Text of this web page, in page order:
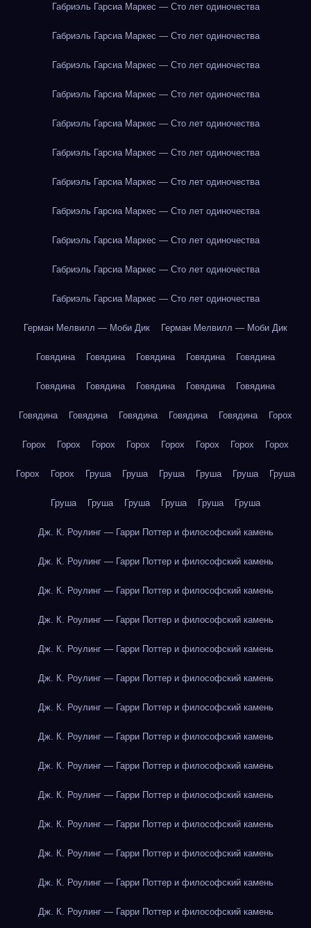
Габриэль Гарсиа Маркес — Сто лет одиночества
Габриэль Гарсиа Маркес — Сто лет одиночества
Габриэль Гарсиа Маркес — Сто лет одиночества
Габриэль Гарсиа Маркес — Сто лет одиночества
Габриэль Гарсиа Маркес — Сто лет одиночества
Габриэль Гарсиа Маркес — Сто лет одиночества
Габриэль Гарсиа Маркес — Сто лет одиночества
Габриэль Гарсиа Маркес — Сто лет одиночества
Габриэль Гарсиа Маркес — Сто лет одиночества
Габриэль Гарсиа Маркес — Сто лет одиночества
Габриэль Гарсиа Маркес — Сто лет одиночества
Герман Мелвилл — Моби Дик Герман Мелвилл — Моби Дик
Говядина Говядина Говядина Говядина Говядина
Говядина Говядина Говядина Говядина Говядина
Говядина Говядина Говядина Говядина Говядина Горох
Горох Горох Горох Горох Горох Горох Горох Горох
Горох Горох Груша Груша Груша Груша Груша Груша
Груша Груша Груша Груша Груша Груша
Дж. К. Роулинг — Гарри Поттер и философский камень
Дж. К. Роулинг — Гарри Поттер и философский камень
Дж. К. Роулинг — Гарри Поттер и философский камень
Дж. К. Роулинг — Гарри Поттер и философский камень
Дж. К. Роулинг — Гарри Поттер и философский камень
Дж. К. Роулинг — Гарри Поттер и философский камень
Дж. К. Роулинг — Гарри Поттер и философский камень
Дж. К. Роулинг — Гарри Поттер и философский камень
Дж. К. Роулинг — Гарри Поттер и философский камень
Дж. К. Роулинг — Гарри Поттер и философский камень
Дж. К. Роулинг — Гарри Поттер и философский камень
Дж. К. Роулинг — Гарри Поттер и философский камень
Дж. К. Роулинг — Гарри Поттер и философский камень
Дж. К. Роулинг — Гарри Поттер и философский камень